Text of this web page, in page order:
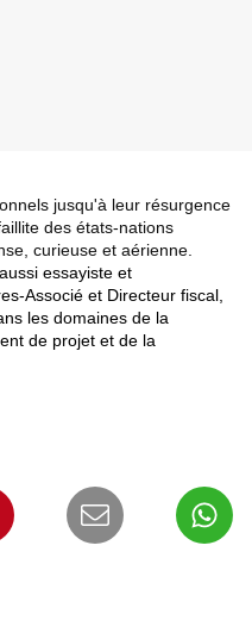
jusqu'à leur résurgence
des états-nations
curieuse et aérienne.
essayiste et
Associé et Directeur fiscal,
les domaines de la
de projet et de la